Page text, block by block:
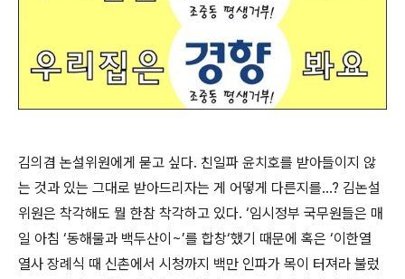
김의겸 논설위원에게 묻고 싶다. 친일파 윤치호를 받아들이지 않
는 것과 있는 그대로 받아드리자는 게 어떻게 다른지를...? 김논설
위원은 착각해도 뭘 한참 착각하고 있다. ‘임시정부 국무원들은 매
일 아침 ‘동해물과 백두산이~’를 합창‘했기 때문에 혹은 ‘이한열
열사 장례식 때 신촌에서 시청까지 백만 인파가 목이 터져라 불렀